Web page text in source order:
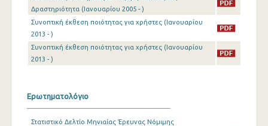
Φεβρουαρίου 2025
Οκτωβρίου 2024
Σεπτεμβρίου 2024
Δραστηριότητα (Ιανουαρίου 2005 - )
Συνοπτική έκθεση ποιότητας για χρήστες (Ιανουαρίου
2013 - )
Συνοπτική έκθεση ποιότητας για χρήστες (Ιανουαρίου
2013 - )
Ερωτηματολόγιο
Στατιστικό Δελτίο Μηνιαίας Έρευνας Νόμιμης